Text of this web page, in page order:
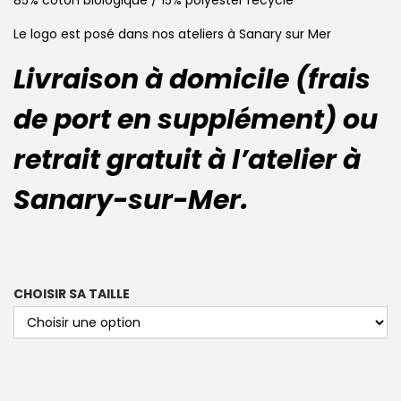
Le logo est posé dans nos ateliers à Sanary sur Mer
Livraison à domicile (frais
de port en supplément) ou
retrait gratuit à l’atelier à
Sanary-sur-Mer.
CHOISIR SA TAILLE